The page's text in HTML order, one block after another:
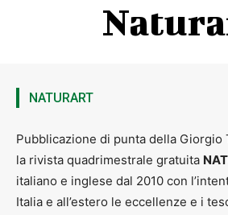
NATURART
Pubblicazione di punta della Giorgio
la rivista quadrimestrale gratuita
italiano e inglese dal 2010 con
Italia e all’estero le eccellenze e i